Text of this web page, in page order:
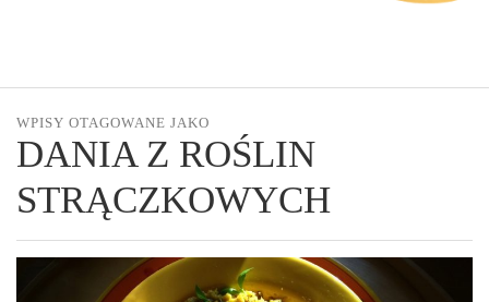
WPISY OTAGOWANE JAKO
DANIA Z ROŚLIN
STRĄCZKOWYCH